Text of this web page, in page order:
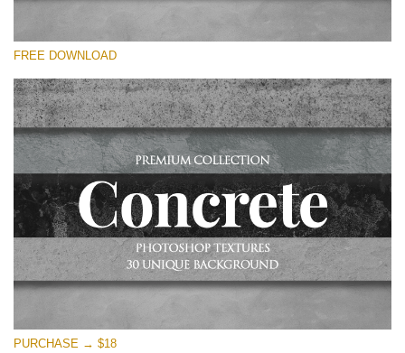
選んでください
Small 800*533px
Concrete Textures
(30 Overlays)
Large 6000*4000px
Entire Collection
(1783 Overlays)
Large 6000*4000px
無料ダウンロード
FREE DOWNLOAD
PURCHASE → $18